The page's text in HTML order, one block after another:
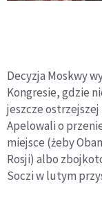
Decyzja Moskwy
Kongresie, gdzie
jeszcze ostrzejszej
Apelowali o
miejsce (żeby
Rosji) albo
Soczi w lutym